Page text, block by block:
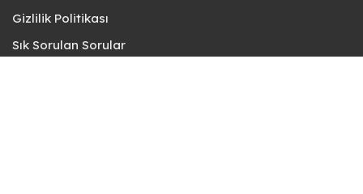
Gizlilik Politikası
Sık Sorulan Sorular